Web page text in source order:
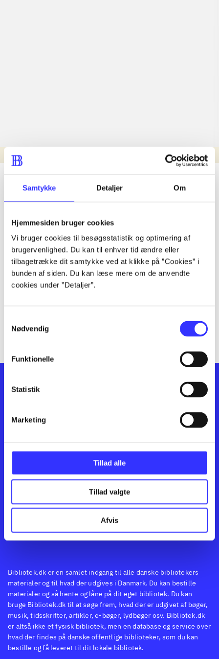
Samtykke Detaljer Om
Hjemmesiden bruger cookies
Vi bruger cookies til besøgsstatistik og optimering af
brugervenlighed. Du kan til enhver tid ændre eller
tilbagetrække dit samtykke ved at klikke på ”Cookies” i
bunden af siden. Du kan læse mere om de anvendte
cookies under ”Detaljer”.
Nødvendig
Funktionelle
Statistik
Marketing
Tillad alle
Tillad valgte
Afvis
Nyhed
lorem ipsum dolor sit amet ...
lorem ipsum dolor sit amet ...
lorem ipsum dolor sit amet ...
lorem ipsum dolor sit amet ...
lorem ipsum dolor sit amet ...
lorem ipsum dolor sit amet ...
lorem ipsum dolor sit amet ...
Feedback
Bibliotek.dk er en samlet indgang til alle danske bibliotekers
materialer og til hvad der udgives i Danmark. Du kan bestille
materialer og så hente og låne på dit eget bibliotek. Du kan
bruge Bibliotek.dk til at søge frem, hvad der er udgivet af bøger,
musik, tidsskrifter, artikler, e-bøger, lydbøger osv. Bibliotek.dk
er altså ikke et fysisk bibliotek, men en database og service over
hvad der findes på danske offentlige biblioteker, som du kan
bestille og få leveret til dit lokale bibliotek.
Kontakt os
Leverandører
English
Artikler
Film
Musik
Noder